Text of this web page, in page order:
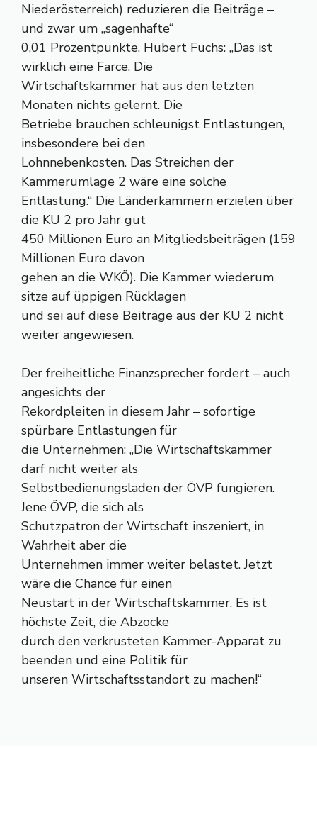
Niederösterreich) reduzieren die Beiträge –
und zwar um „sagenhafte“
0,01 Prozentpunkte. Hubert Fuchs: „Das ist
wirklich eine Farce. Die
Wirtschaftskammer hat aus den letzten
Monaten nichts gelernt. Die
Betriebe brauchen schleunigst Entlastungen,
insbesondere bei den
Lohnnebenkosten. Das Streichen der
Kammerumlage 2 wäre eine solche
Entlastung.“ Die Länderkammern erzielen über
die KU 2 pro Jahr gut
450 Millionen Euro an Mitgliedsbeiträgen (159
Millionen Euro davon
gehen an die WKÖ). Die Kammer wiederum
sitze auf üppigen Rücklagen
und sei auf diese Beiträge aus der KU 2 nicht
weiter angewiesen.
Der freiheitliche Finanzsprecher fordert – auch
angesichts der
Rekordpleiten in diesem Jahr – sofortige
spürbare Entlastungen für
die Unternehmen: „Die Wirtschaftskammer
darf nicht weiter als
Selbstbedienungsladen der ÖVP fungieren.
Jene ÖVP, die sich als
Schutzpatron der Wirtschaft inszeniert, in
Wahrheit aber die
Unternehmen immer weiter belastet. Jetzt
wäre die Chance für einen
Neustart in der Wirtschaftskammer. Es ist
höchste Zeit, die Abzocke
durch den verkrusteten Kammer-Apparat zu
beenden und eine Politik für
unseren Wirtschaftsstandort zu machen!“